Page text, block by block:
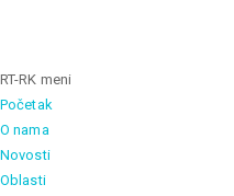
RT-RK meni
Početak
O nama
Novosti
Oblasti